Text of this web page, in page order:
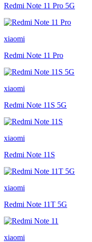
Redmi Note 11 Pro 5G
xiaomi
Redmi Note 11 Pro
xiaomi
Redmi Note 11S 5G
xiaomi
Redmi Note 11S
xiaomi
Redmi Note 11T 5G
xiaomi